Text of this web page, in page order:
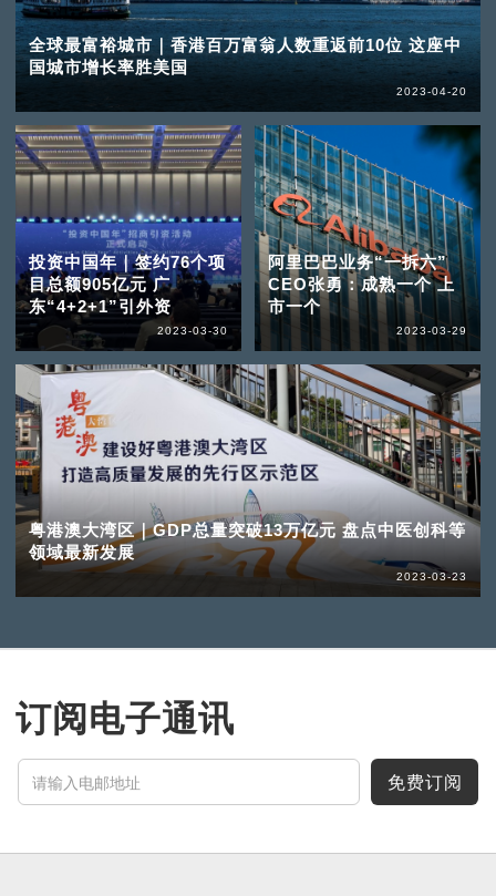
全球最富裕城市｜香港百万富翁人数重返前10位 这座中
国城市增长率胜美国
2023-04-20
投资中国年｜签约76个项
目总额905亿元 广
东“4+2+1”引外资
2023-03-30
阿里巴巴业务“一拆六”
CEO张勇：成熟一个 上
市一个
2023-03-29
粤港澳大湾区｜GDP总量突破13万亿元 盘点中医创科等
领域最新发展
2023-03-23
订阅电子通讯
免费订阅